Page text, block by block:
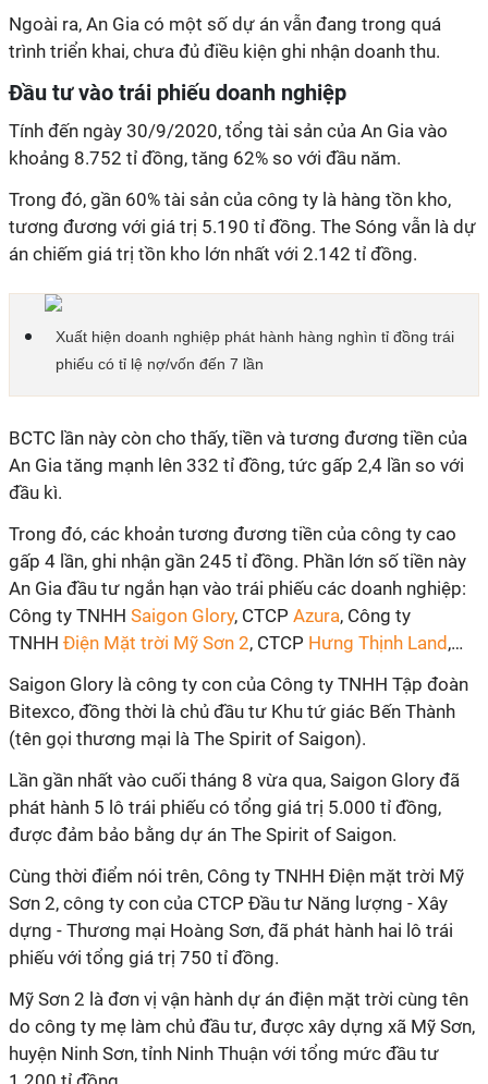
Ngoài ra, An Gia có một số dự án vẫn đang trong quá
trình triển khai, chưa đủ điều kiện ghi nhận doanh thu.
Đầu tư vào trái phiếu doanh nghiệp
Tính đến ngày 30/9/2020, tổng tài sản của An Gia vào
khoảng 8.752 tỉ đồng, tăng 62% so với đầu năm.
Trong đó, gần 60% tài sản của công ty là hàng tồn kho,
tương đương với giá trị 5.190 tỉ đồng. The Sóng vẫn là dự
án chiếm giá trị tồn kho lớn nhất với 2.142 tỉ đồng.
Xuất hiện doanh nghiệp phát hành hàng nghìn tỉ đồng trái
phiếu có tỉ lệ nợ/vốn đến 7 lần
BCTC lần này còn cho thấy, tiền và tương đương tiền của
An Gia tăng mạnh lên 332 tỉ đồng, tức gấp 2,4 lần so với
đầu kì.
Trong đó, các khoản tương đương tiền của công ty cao
gấp 4 lần, ghi nhận gần 245 tỉ đồng. Phần lớn số tiền này
An Gia đầu tư ngắn hạn vào trái phiếu các doanh nghiệp:
Công ty TNHH Saigon Glory, CTCP Azura, Công ty
TNHH Điện Mặt trời Mỹ Sơn 2, CTCP Hưng Thịnh Land ,…
Saigon Glory là công ty con của Công ty TNHH Tập đoàn
Bitexco, đồng thời là chủ đầu tư Khu tứ giác Bến Thành
(tên gọi thương mại là The Spirit of Saigon).
Lần gần nhất vào cuối tháng 8 vừa qua, Saigon Glory đã
phát hành 5 lô trái phiếu có tổng giá trị 5.000 tỉ đồng,
được đảm bảo bằng dự án The Spirit of Saigon.
Cùng thời điểm nói trên, Công ty TNHH Điện mặt trời Mỹ
Sơn 2, công ty con của CTCP Đầu tư Năng lượng - Xây
dựng - Thương mại Hoàng Sơn, đã phát hành hai lô trái
phiếu với tổng giá trị 750 tỉ đồng.
Mỹ Sơn 2 là đơn vị vận hành dự án điện mặt trời cùng tên
do công ty mẹ làm chủ đầu tư, được xây dựng xã Mỹ Sơn,
huyện Ninh Sơn, tỉnh Ninh Thuận với tổng mức đầu tư